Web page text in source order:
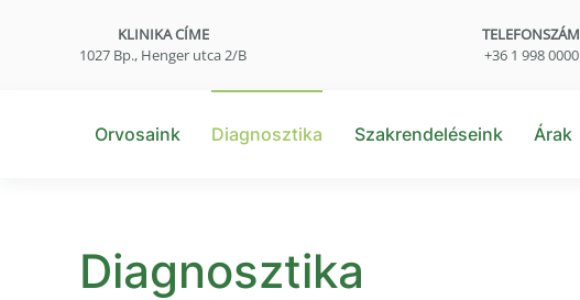
KLINIKA CÍME
1027 Bp., Henger utca 2/B
TELEFONSZÁM
+36 1 998 0000
Orvosaink Diagnosztika Szakrendeléseink Árak
Diagnosztika